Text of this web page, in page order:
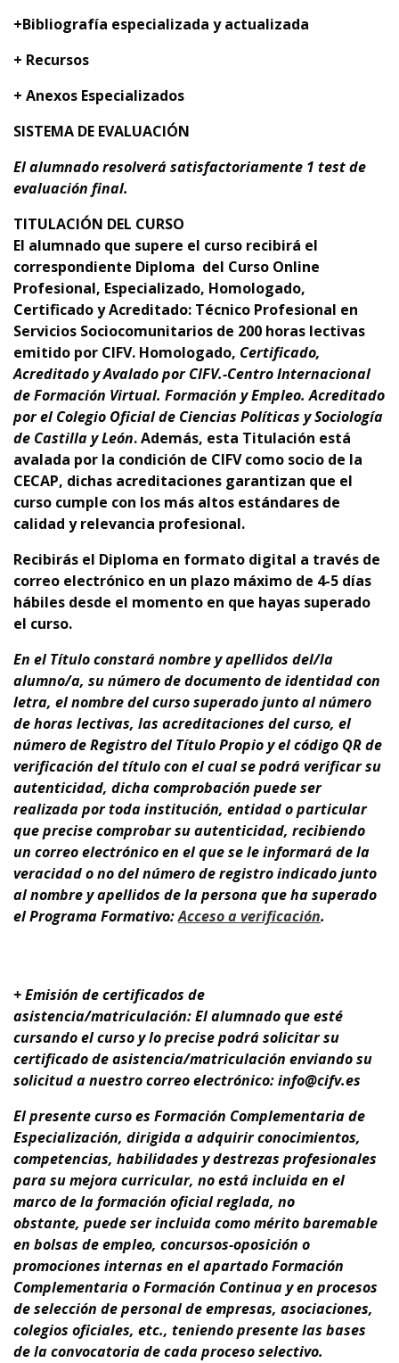
+Bibliografía especializada y actualizada
+ Recursos
+ Anexos Especializados
SISTEMA DE EVALUACIÓN
El alumnado resolverá satisfactoriamente 1 test de
evaluación final.
TITULACIÓN DEL CURSO
El alumnado que supere el curso recibirá el
correspondiente Diploma del Curso Online
Profesional, Especializado, Homologado,
Certificado y Acreditado: Técnico Profesional en
Servicios Sociocomunitarios de 200 horas lectivas
emitido por CIFV. Homologado, Certificado,
Acreditado y Avalado por CIFV.-Centro Internacional
de Formación Virtual. Formación y Empleo.Acreditado
por el Colegio Oficial de Ciencias Políticas y Sociología
de Castilla y León.Además, esta Titulación está
avalada por la condición de CIFV como socio de la
CECAP, dichas acreditaciones garantizan que el
curso cumple con los más altos estándares de
calidad y relevancia profesional.
Recibirás el Diploma en formato digital a través de
correo electrónico en un plazo máximo de 4-5 días
hábiles desde el momento en que hayas superado
el curso.
En el Títuloconstará nombre y apellidos del/la
alumno/a, su número de documento de identidad con
letra, el nombre del curso superado junto al número
de horas lectivas, las acreditaciones del curso, el
número de Registro del Título Propio y el código QR de
verificación del título con el cual se podrá verificar su
autenticidad, dicha comprobación puede ser
realizada por toda institución, entidad o particular
que precise comprobar su autenticidad, recibiendo
un correo electrónico en el que se le informará de la
veracidad o no del número de registro indicado junto
al nombre y apellidos de la persona que ha superado
el Programa Formativo:Acceso a verificación.
+ Emisión de certificados de
asistencia/matriculación: El alumnado que esté
cursando el curso y lo precise podrá solicitar su
certificado de asistencia/matriculación enviando su
solicitud a nuestro correo electrónico: info@cifv.es
El presente curso es Formación Complementaria de
Especialización, dirigida a adquirir conocimientos,
competencias, habilidades y destrezas profesionales
para sumejora curricular, no está incluida en el
marco de la formación oficial reglada, no
obstante, puede ser incluida como mérito baremable
en bolsas de empleo, concursos-oposición o
promociones internas en el apartado Formación
Complementaria o Formación Continua y en procesos
de selección de personal de empresas, asociaciones,
colegios oficiales, etc., teniendo presentelas bases
de la convocatoria de cada proceso selectivo.